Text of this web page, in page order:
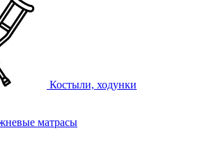
Костыли, ходунки
матрасы